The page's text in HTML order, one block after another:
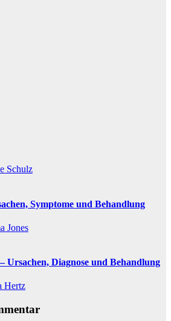
Schulz
Symptome und Behandlung
Jones
Ursachen, Diagnose und Behandlung
Hertz